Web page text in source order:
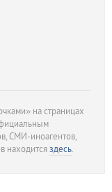
на страницах
СМИ-иноагентов,
находитсяздесь.